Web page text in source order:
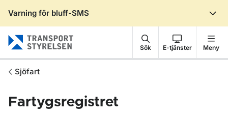
Varning för bluff-SMS
Sök E-tjänster Meny
Sjöfart
Fartygsregistret